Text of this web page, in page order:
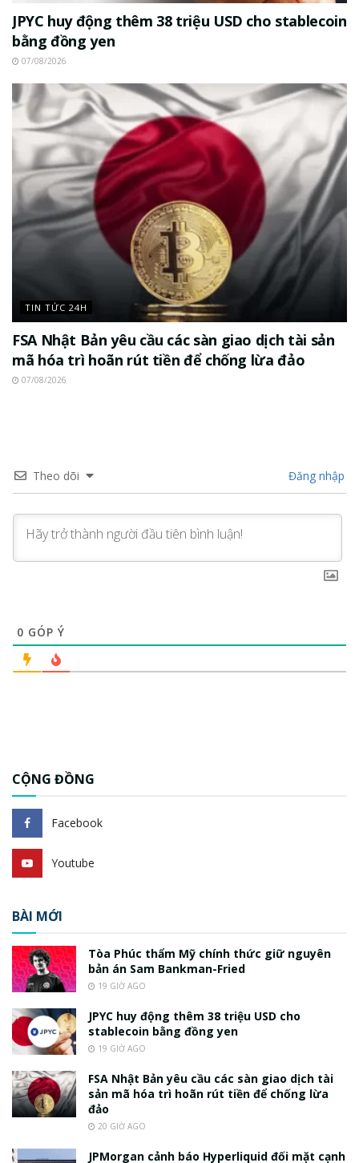
JPYC huy động thêm 38 triệu USD cho stablecoin
bằng đồng yen
07/08/2026
TIN TỨC 24H
FSA Nhật Bản yêu cầu các sàn giao dịch tài sản
mã hóa trì hoãn rút tiền để chống lừa đảo
07/08/2026
Theo dõi Đăng nhập
0 GÓP Ý
CỘNG ĐỒNG
Facebook
Youtube
BÀI MỚI
Tòa Phúc thẩm Mỹ chính thức giữ nguyên
bản án Sam Bankman-Fried
19 GIỜ AGO
JPYC huy động thêm 38 triệu USD cho
stablecoin bằng đồng yen
19 GIỜ AGO
FSA Nhật Bản yêu cầu các sàn giao dịch tài
sản mã hóa trì hoãn rút tiền để chống lừa
đảo
20 GIỜ AGO
JPMorgan cảnh báo Hyperliquid đối mặt cạnh